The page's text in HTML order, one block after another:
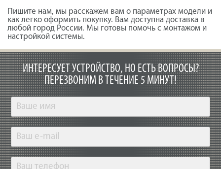
Пишите нам, мы расскажем вам о параметрах модели и
как легко оформить покупку. Вам доступна доставка в
любой город России. Мы готовы помочь с монтажом и
настройкой системы.
ИНТЕРЕСУЕТ УСТРОЙСТВО, НО ЕСТЬ ВОПРОСЫ?
ПЕРЕЗВОНИМ В ТЕЧЕНИЕ 5 МИНУТ!